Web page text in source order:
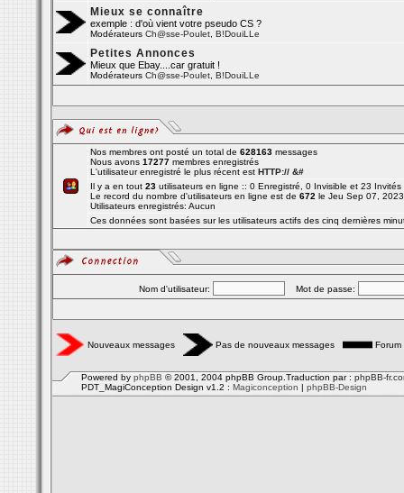
Mieux se connaître
exemple : d'où vient votre pseudo CS ?
Modérateurs Ch@sse-Poulet B!DouiLLe
Petites Annonces
Mieux que Ebay....car gratuit !
Modérateurs Ch@sse-Poulet B!DouiLLe
Nos membres ont posté un total de 628163 messages
Nous avons 17277 membres enregistrés
L'utilisateur enregistré le plus récent est HTTP:// &#
Il y a en tout 23 utilisateurs en ligne :: 0 Enregistré, 0 Invisible et 23
Le record du nombre d'utilisateurs en ligne est de 672 le Jeu Sep 07,
Utilisateurs enregistrés: Aucun
Ces données sont basées sur les utilisateurs actifs des cinq dernières
Nom d'utilisateur: Mot de passe:
Nouveaux messages Pas de nouveaux messages Forum
Powered by phpBB © 2001, 2004 phpBB Group.Traduction par : phpBB-
PDT_MagiConception Design v1.2 : Magiconception | phpBB-Design